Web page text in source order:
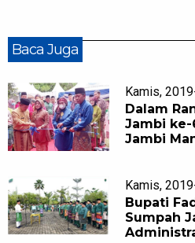
Baca Juga
Kamis,
Dalam
Jambi ke-
Jambi
Kamis,
Bupati
Sumpah